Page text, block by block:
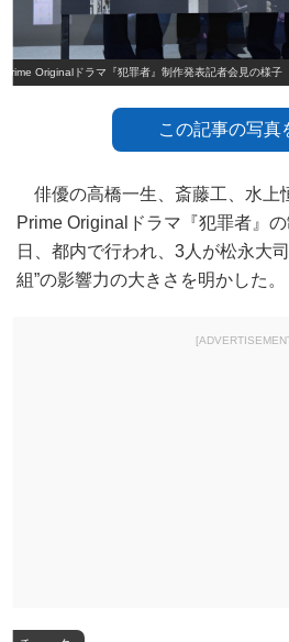
Prime Originalドラマ『犯罪者』制作発表記者会見の様子
この記事の写真
俳優の高橋一生、斎藤工、水上
Prime Originalドラマ『犯罪者』
日、都内で行われ、3人が松永大
組”の影響力の大きさを明かした。